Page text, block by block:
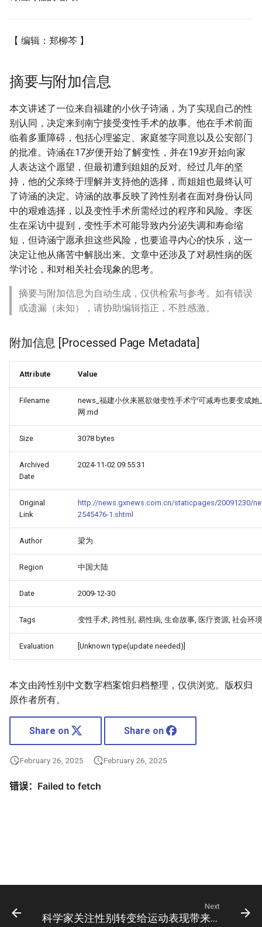
【 编辑：郑柳芩 】
摘要与附加信息
本文讲述了一位来自福建的小伙子诗涵，为了实现自己的性
别认同，决定来到南宁接受变性手术的故事。他在手术前面
临着多重障碍，包括心理鉴定、家庭签字同意以及公安部门
的批准。诗涵在17岁便开始了解变性，并在19岁开始向家
人表达这个愿望，但最初遭到姐姐的反对。经过几年的坚
持，他的父亲终于理解并支持他的选择，而姐姐也最终认可
了诗涵的决定。诗涵的故事反映了跨性别者在面对身份认同
中的艰难选择，以及变性手术所需经过的程序和风险。李医
生在采访中提到，变性手术可能导致内分泌失调和寿命缩
短，但诗涵宁愿承担这些风险，也要追寻内心的快乐，这一
决定让他从痛苦中解脱出来。文章中还涉及了对易性病的医
学讨论，和对相关社会现象的思考。
摘要与附加信息为自动生成，仅供检索与参考。如有错误
或遗漏（未知），请协助编辑指正，不胜感激。
附加信息 [Processed Page Metadata]
Attribute Value
Filename
news_福建小伙来邕欲做变性手术宁可减寿也要变成她
网.md
Size 3078 bytes
Archived
Date
2024-11-02 09:55:31
Original
Link
http://news.gxnews.com.cn/staticpages/20091230/
2545476-1.shtml
Author 梁为
Region 中国大陆
Date 2009-12-30
Tags 变性手术, 跨性别, 易性病, 生命故事, 医疗资源, 社会环
Evaluation [Unknown type(update needed)]
本文由跨性别中文数字档案馆归档整理，仅供浏览。版权归
原作者所有。
Share on Share on
February 26, 2025 February 26, 2025
Next
科学家关注性别转变给运动表现带来的改变—新闻—科学网